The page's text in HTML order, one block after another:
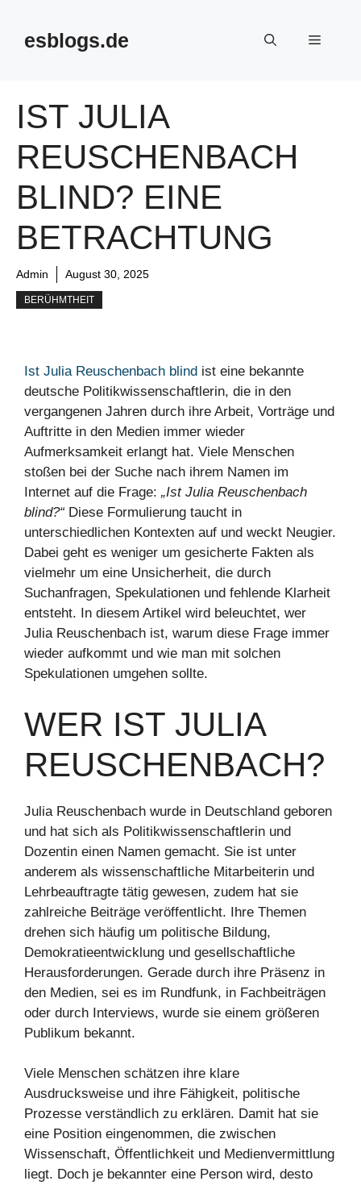
contentesblogs.de Menu
IST JULIA
REUSCHENBACH
BLIND? EINE
BETRACHTUNG
Admin August 30, 2025
BERÜHMTHEIT
Ist Julia Reuschenbach blind ist eine bekannte
deutsche Politikwissenschaftlerin, die in den
vergangenen Jahren durch ihre Arbeit, Vorträge und
Auftritte in den Medien immer wieder
Aufmerksamkeit erlangt hat. Viele Menschen
stoßen bei der Suche nach ihrem Namen im
Internet auf die Frage: „Ist Julia Reuschenbach
blind?“ Diese Formulierung taucht in
unterschiedlichen Kontexten auf und weckt Neugier.
Dabei geht es weniger um gesicherte Fakten als
vielmehr um eine Unsicherheit, die durch
Suchanfragen, Spekulationen und fehlende Klarheit
entsteht. In diesem Artikel wird beleuchtet, wer
Julia Reuschenbach ist, warum diese Frage immer
wieder aufkommt und wie man mit solchen
Spekulationen umgehen sollte.
WER IST JULIA
REUSCHENBACH?
Julia Reuschenbach wurde in Deutschland geboren
und hat sich als Politikwissenschaftlerin und
Dozentin einen Namen gemacht. Sie ist unter
anderem als wissenschaftliche Mitarbeiterin und
Lehrbeauftragte tätig gewesen, zudem hat sie
zahlreiche Beiträge veröffentlicht. Ihre Themen
drehen sich häufig um politische Bildung,
Demokratieentwicklung und gesellschaftliche
Herausforderungen. Gerade durch ihre Präsenz in
den Medien, sei es im Rundfunk, in Fachbeiträgen
oder durch Interviews, wurde sie einem größeren
Publikum bekannt.
Viele Menschen schätzen ihre klare
Ausdrucksweise und ihre Fähigkeit, politische
Prozesse verständlich zu erklären. Damit hat sie
eine Position eingenommen, die zwischen
Wissenschaft, Öffentlichkeit und Medienvermittlung
liegt. Doch je bekannter eine Person wird, desto